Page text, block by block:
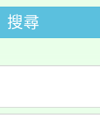
低收入戶
可洽有
及科技
習
入校路
專業人
搜尋